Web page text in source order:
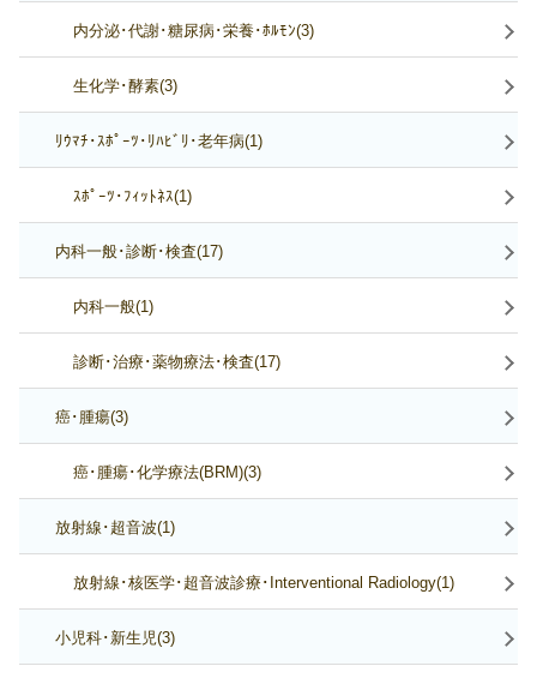
内分泌･代謝･糖尿病･栄養･ﾎﾙﾓﾝ(3)
生化学･酵素(3)
ﾘｳﾏﾁ･ｽﾎﾟｰﾂ･ﾘﾊﾋﾞﾘ･老年病(1)
ｽﾎﾟｰﾂ･ﾌｨｯﾄﾈｽ(1)
内科一般･診断･検査(17)
内科一般(1)
診断･治療･薬物療法･検査(17)
癌･腫瘍(3)
癌･腫瘍･化学療法(BRM)(3)
放射線･超音波(1)
放射線･核医学･超音波診療･Interventional Radiology(1)
小児科･新生児(3)